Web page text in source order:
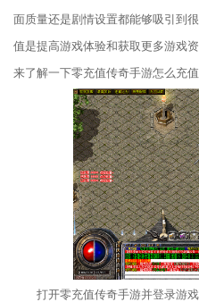
面质量还是剧情设置都能够吸引到
值是提高游戏体验和获取更多游戏
来了解一下零充值传奇手游怎么充值
打开零充值传奇手游并登录游